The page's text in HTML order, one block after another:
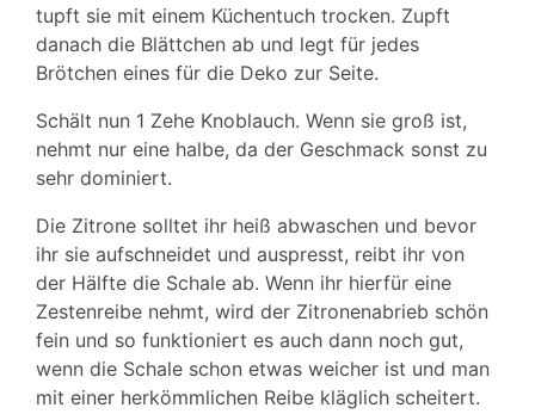
tupft sie mit einem Küchentuch trocken. Zupft
danach die Blättchen ab und legt für jedes
Brötchen eines für die Deko zur Seite.
Schält nun 1 Zehe Knoblauch. Wenn sie groß ist,
nehmt nur eine halbe, da der Geschmack sonst zu
sehr dominiert.
Die Zitrone solltet ihr heiß abwaschen und bevor
ihr sie aufschneidet und auspresst, reibt ihr von
der Hälfte die Schale ab. Wenn ihr hierfür eine
Zestenreibe nehmt, wird der Zitronenabrieb schön
fein und so funktioniert es auch dann noch gut,
wenn die Schale schon etwas weicher ist und man
mit einer herkömmlichen Reibe kläglich scheitert.